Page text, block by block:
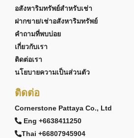
อสังหาริมทรัพย์สำหรับเช่า
ฝากขาย/เช่าอสังหาริมทรัพย์
คำถามที่พบบ่อย
เกี่ยวกับเรา
ติดต่อเรา
นโยบายความเป็นส่วนตัว
ติดต่อ
Cornerstone Pattaya Co., Ltd
Eng +6638411250
Thai +66807945904